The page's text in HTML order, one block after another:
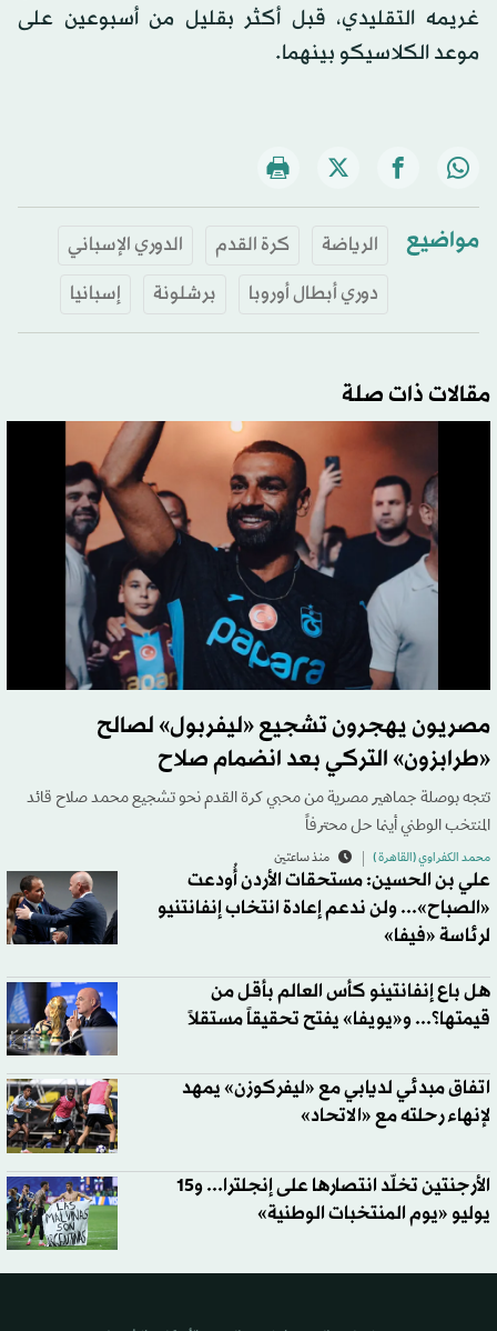
غريمه التقليدي، قبل أكثر بقليل من أسبوعين على
موعد الكلاسيكو بينهما.
مواضيع الرياضة كرة القدم
الدوري الإسباني
دوري أبطال أوروبا
برشلونة إسبانيا
مقالات ذات صلة
مصريون يهجرون تشجيع «ليفربول» لصالح
«طرابزون» التركي بعد انضمام صلاح
تتجه بوصلة جماهير مصرية من محبي كرة القدم نحو تشجيع محمد صلاح قائد
المنتخب الوطني أينما حل محترفاً
محمد الكفراوي (القاهرة ) منذ ساعتين
علي بن الحسين: مستحقات الأردن أُودعت
«الصباح»... ولن ندعم إعادة انتخاب إنفانتنيو
لرئاسة «فيفا»
هل باع إنفانتينو كأس العالم بأقل من
قيمتها؟... و«يويفا» يفتح تحقيقاً مستقلاً
اتفاق مبدئي لديابي مع «ليفركوزن» يمهد
لإنهاء رحلته مع «الاتحاد»
الأرجنتين تخلّد انتصارها على إنجلترا... و15
يوليو «يوم المنتخبات الوطنية»